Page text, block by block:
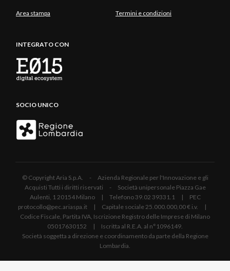
Area stampa Termini e condizioni
INTEGRATO CON
SOCIO UNICO
© Copyright Aria S.p.A. - Azienda Regionale per l'Innovazione e gli
Acquisti Tutti i diritti riservati - Società unipersonale Piazza Gae
Aulenti, 1 20154 Milano | Telefono 39.02 39331.1 | PEC
protocollo@pec.ariaspa.it | Capitale sociale 25.000.000,00 € i.v. |
Codice Fiscale, Partita IVA, Iscrizione Registro delle Imprese di Milano
05017630152 | Iscritta al R.E.A. al n°1096149.
Società soggetta a direzione e coordinamento da parte della Regione
Lombardia.